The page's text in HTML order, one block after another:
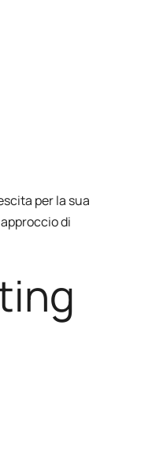
per la sua
di